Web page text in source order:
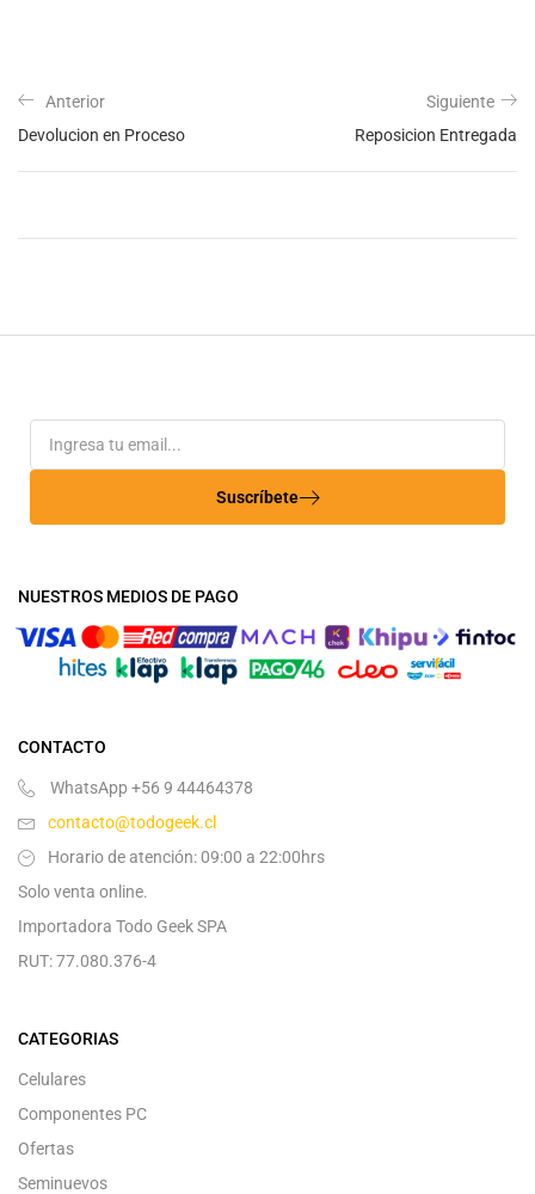
Anterior
Devolucion en Proceso
Siguiente
Reposicion Entregada
Suscríbete
NUESTROS MEDIOS DE PAGO
CONTACTO
WhatsApp +56 9 44464378
contacto@todogeek.cl
Horario de atención: 09:00 a 22:00hrs
Solo venta online.
Importadora Todo Geek SPA
RUT: 77.080.376-4
CATEGORIAS
Celulares
Componentes PC
Ofertas
Seminuevos